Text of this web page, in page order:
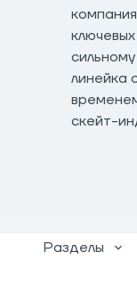
линейка
скейт-
Разделы